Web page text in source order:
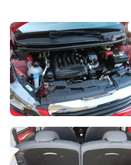
Guide
d'achat
Electriques
Utilitaires